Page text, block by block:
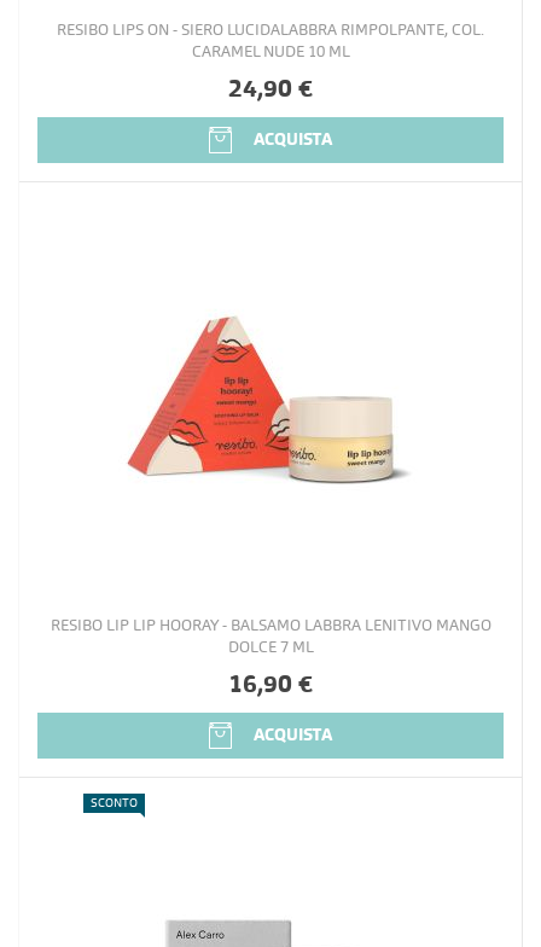
RESIBO LIPS ON - SIERO LUCIDALABBRA RIMPOLPANTE, COL.
CARAMEL NUDE 10 ML
24,90 €
ACQUISTA
RESIBO LIP LIP HOORAY - BALSAMO LABBRA LENITIVO MANGO
DOLCE 7 ML
16,90 €
ACQUISTA
SCONTO